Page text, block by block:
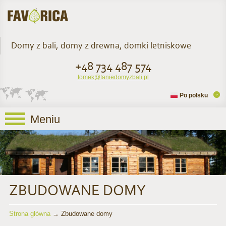
Domy z bali, domy z drewna, domki letniskowe
+48 734 487 574
tomek@taniedomyzbali.pl
Po polsku
Meniu
ZBUDOWANE DOMY
Strona główna → Zbudowane domy